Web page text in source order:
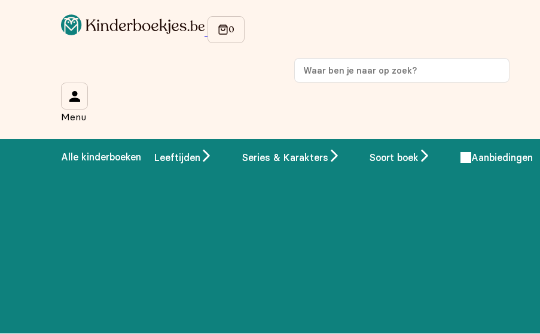
Menu
Alle kinderboeken Leeftijden Series & Karakters Soort boek Aanbiedingen